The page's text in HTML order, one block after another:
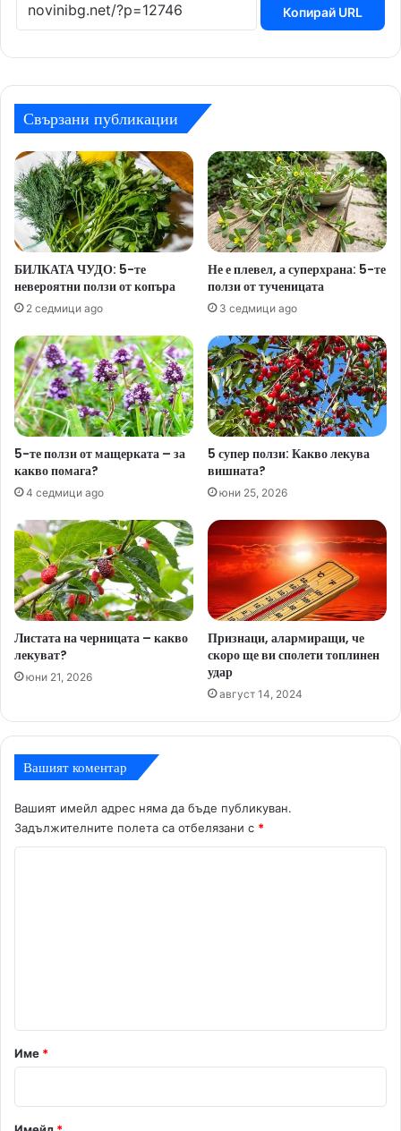
Копирай URL
Свързани публикации
БИЛКАТА ЧУДО: 5-те
невероятни ползи от копъра
2 седмици ago
Не е плевел, а суперхрана: 5-те
ползи от тученицата
3 седмици ago
5-те ползи от мащерката – за
какво помага?
4 седмици ago
5 супер ползи: Какво лекува
вишната?
юни 25, 2026
Листата на черницата – какво
лекуват?
юни 21, 2026
Признаци, алармиращи, че
скоро ще ви сполети топлинен
удар
август 14, 2024
Вашият коментар
Вашият имейл адрес няма да бъде публикуван.
Задължителните полета са отбелязани с *
р
:
*
Име *